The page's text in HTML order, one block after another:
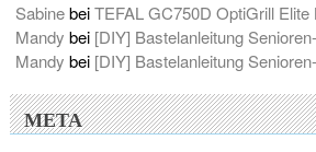
SabinebeiTEFAL GC750D OptiGrill Elite
Mandy bei [DIY] Bastelanleitung
Mandy bei [DIY] Bastelanleitung
META